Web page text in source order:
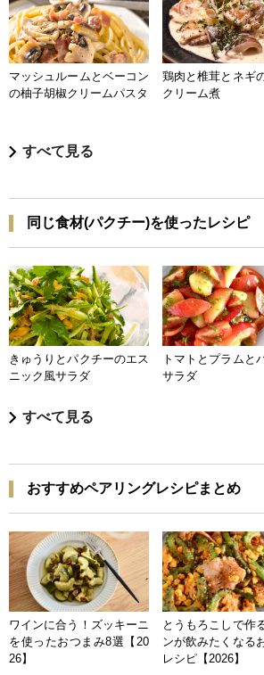
マッシュルームとベーコン
の柚子胡椒クリームパスタ
鶏肉と椎茸とネギ
クリーム煮
すべて見る
同じ食材(パクチー)を使ったレシピ
きゅうりとパクチーのエス
ニック風サラダ
トマトとプラムと
サラダ
すべて見る
おすすめペアリングレシピまとめ
ワインに合う！ズッキーニ
を使ったおつまみ8選【20
26】
とうもろこしで作
ンが飲みたくなる
レシピ【2026】